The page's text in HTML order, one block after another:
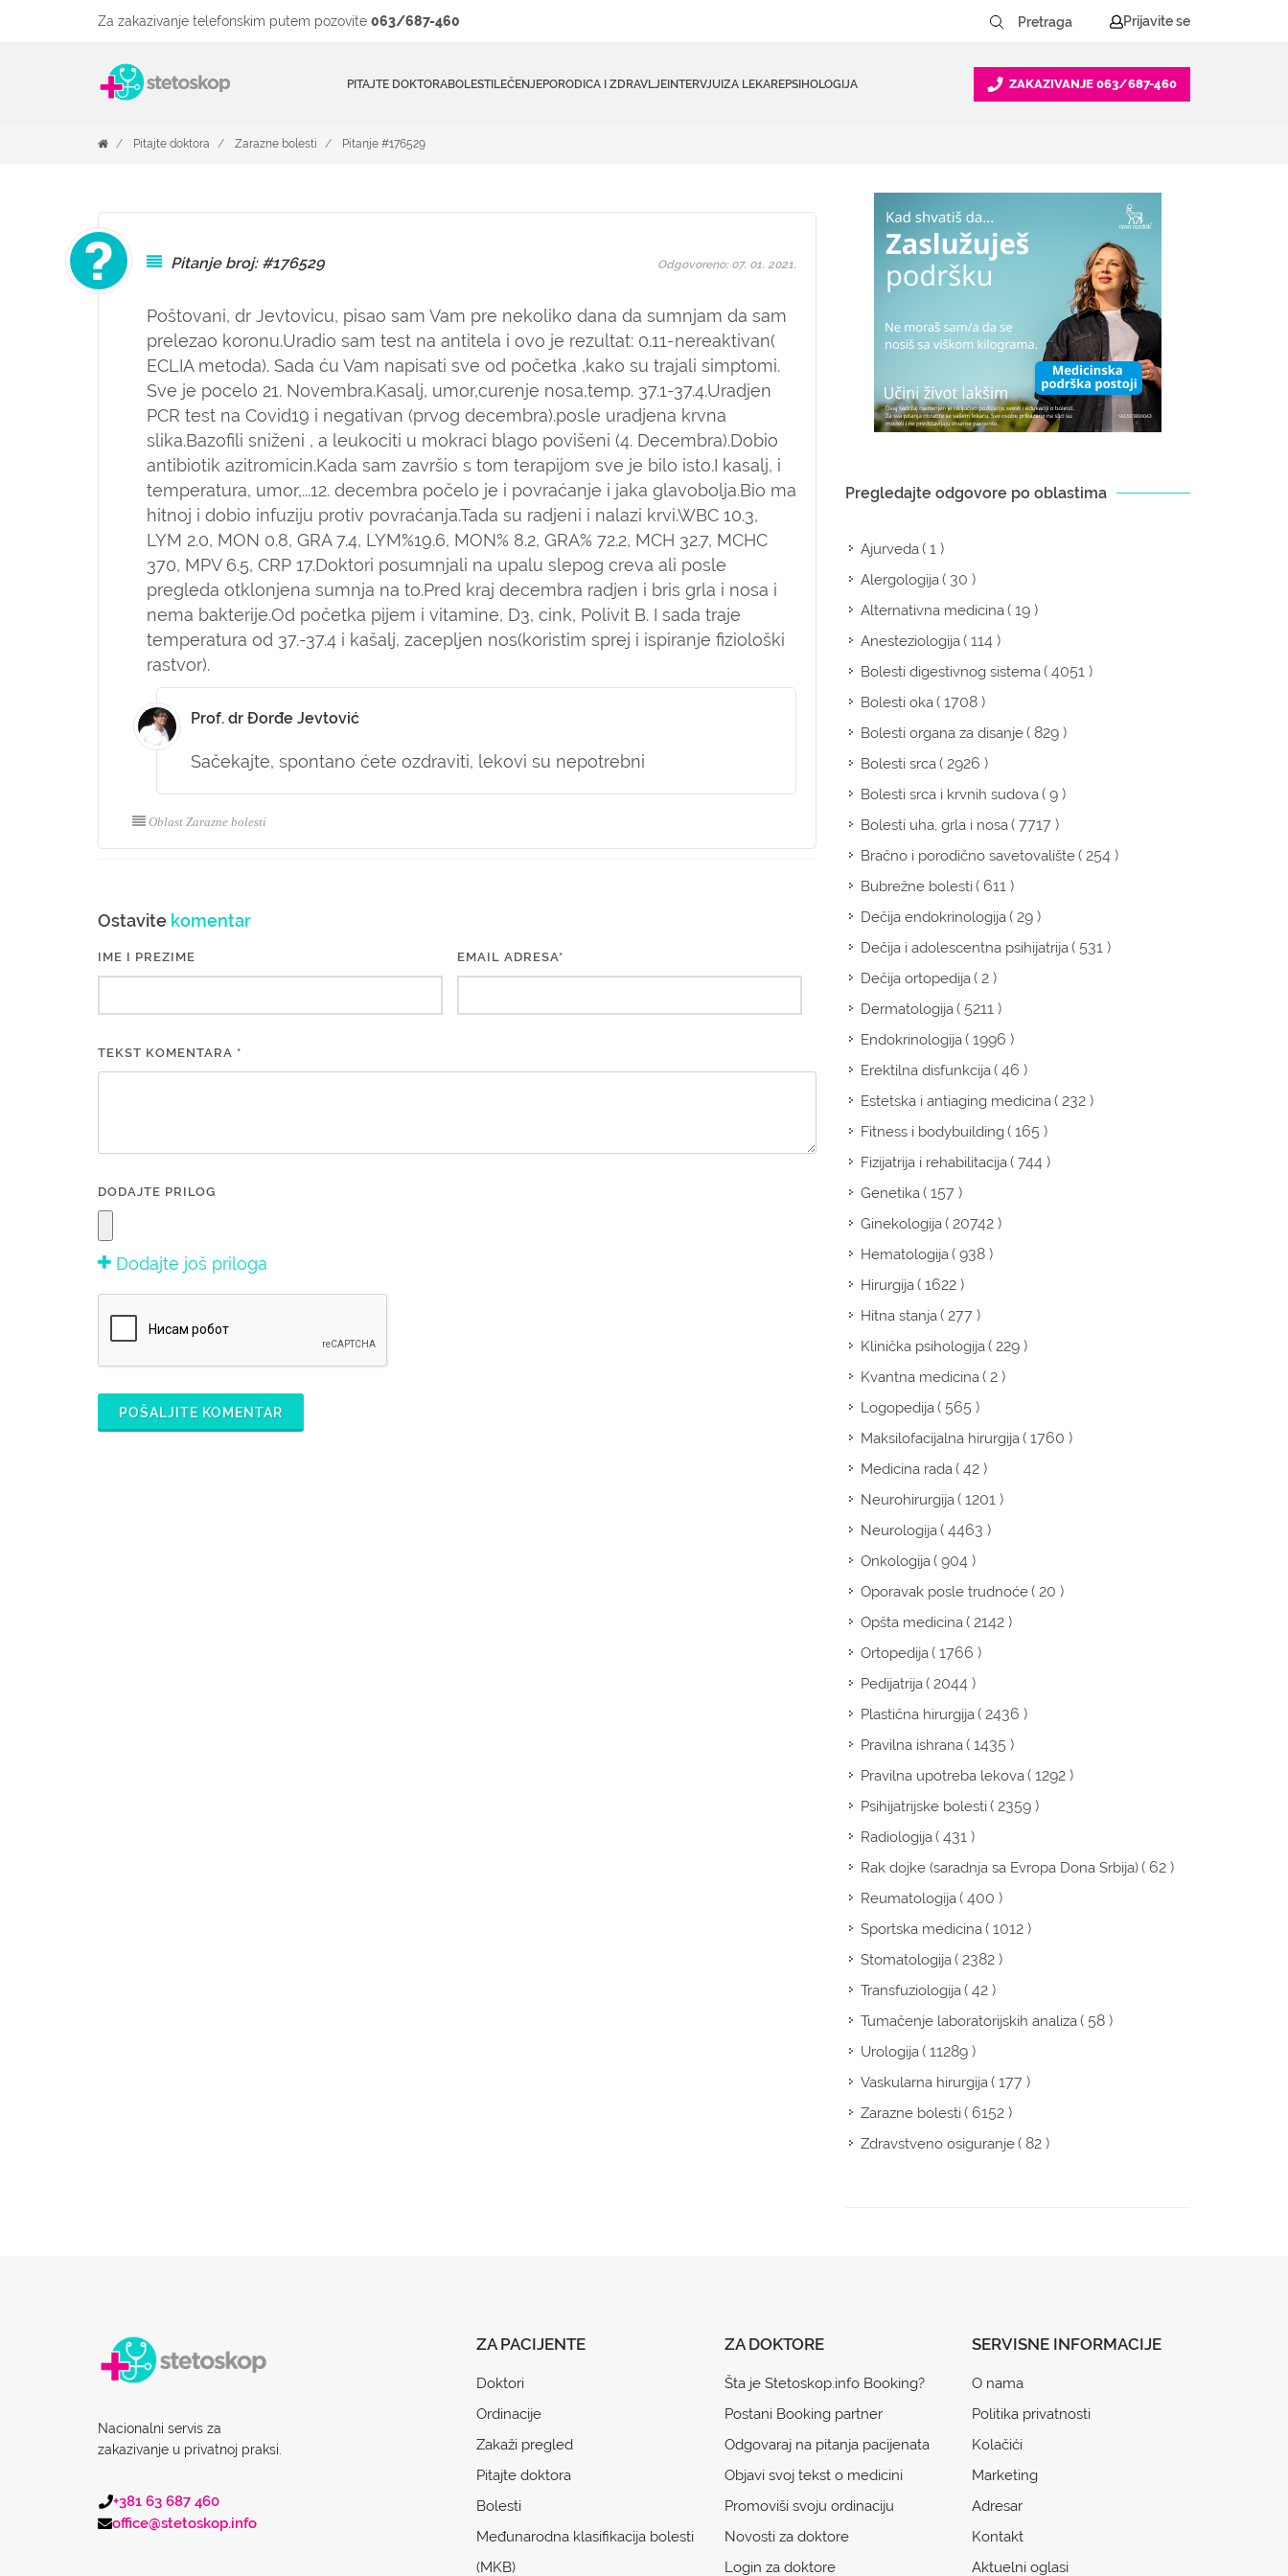
Za zakazivanje telefonskim putem pozovite 063/687-460 Prijavite se
PITAJTE DOKTORABOLESTILEČENJEPORODICA I ZDRAVLJEINTERVJUIZA LEKAREPSIHOLOGIJA ZAKAZIVANJE 063/687-460
Pitajte doktora Zarazne bolesti Pitanje #176529
Pitanje broj: #176529
Poštovani, dr Jevtovicu, pisao sam Vam pre nekoliko dana da sumnjam da sam
prelezao koronu.Uradio sam test na antitela i ovo je rezultat: 0.11-nereaktivan(
ECLIA metoda). Sada ću Vam napisati sve od početka ,kako su trajali simptomi.
Sve je pocelo 21. Novembra.Kasalj, umor,curenje nosa,temp. 37.1-37.4.Uradjen
PCR test na Covid19 i negativan (prvog decembra).posle uradjena krvna
slika.Bazofili sniženi , a leukociti u mokraci blago povišeni (4. Decembra).Dobio
antibiotik azitromicin.Kada sam završio s tom terapijom sve je bilo isto.I kasalj, i
temperatura, umor,...12. decembra počelo je i povraćanje i jaka glavobolja.Bio ma
hitnoj i dobio infuziju protiv povraćanja.Tada su radjeni i nalazi krvi.WBC 10.3,
LYM 2.0, MON 0.8, GRA 7.4, LYM%19.6, MON% 8.2, GRA% 72.2, MCH 32.7, MCHC
370, MPV 6.5, CRP 17.Doktori posumnjali na upalu slepog creva ali posle
pregleda otklonjena sumnja na to.Pred kraj decembra radjen i bris grla i nosa i
nema bakterije.Od početka pijem i vitamine, D3, cink, Polivit B. I sada traje
temperatura od 37.-37.4 i kašalj, zacepljen nos(koristim sprej i ispiranje fiziološki
rastvor).
Odgovoreno: 07. 01. 2021.
Prof. dr Đorđe Jevtović
Sačekajte, spontano ćete ozdraviti, lekovi su nepotrebni
Oblast Zarazne bolesti
Ostavite komentar
IME I PREZIME EMAIL ADRESA*
TEKST KOMENTARA *
DODAJTE PRILOG
Dodajte još priloga
POŠALJITE KOMENTAR
Pregledajte odgovore po oblastima
Ajurveda( 1 )
Alergologija( 30 )
Alternativna medicina( 19 )
Anesteziologija( 114 )
Bolesti digestivnog sistema( 4051 )
Bolesti oka( 1708 )
Bolesti organa za disanje( 829 )
Bolesti srca( 2926 )
Bolesti srca i krvnih sudova( 9 )
Bolesti uha, grla i nosa( 7717 )
Bračno i porodično savetovalište( 254 )
Bubrežne bolesti( 611 )
Dečija endokrinologija( 29 )
Dečija i adolescentna psihijatrija( 531 )
Dečija ortopedija( 2 )
Dermatologija( 5211 )
Endokrinologija( 1996 )
Erektilna disfunkcija( 46 )
Estetska i antiaging medicina( 232 )
Fitness i bodybuilding( 165 )
Fizijatrija i rehabilitacija( 744 )
Genetika( 157 )
Ginekologija( 20742 )
Hematologija( 938 )
Hirurgija( 1622 )
Hitna stanja( 277 )
Klinička psihologija( 229 )
Kvantna medicina( 2 )
Logopedija( 565 )
Maksilofacijalna hirurgija( 1760 )
Medicina rada( 42 )
Neurohirurgija( 1201 )
Neurologija( 4463 )
Onkologija( 904 )
Oporavak posle trudnoće( 20 )
Opšta medicina( 2142 )
Ortopedija( 1766 )
Pedijatrija( 2044 )
Plastična hirurgija( 2436 )
Pravilna ishrana( 1435 )
Pravilna upotreba lekova( 1292 )
Psihijatrijske bolesti( 2359 )
Radiologija( 431 )
Rak dojke (saradnja sa Evropa Dona Srbija)( 62 )
Reumatologija( 400 )
Sportska medicina( 1012 )
Stomatologija( 2382 )
Transfuziologija( 42 )
Tumačenje laboratorijskih analiza( 58 )
Urologija( 11289 )
Vaskularna hirurgija( 177 )
Zarazne bolesti( 6152 )
Zdravstveno osiguranje( 82 )
Nacionalni servis za
zakazivanje u privatnoj praksi.
+381 63 687 460
office@stetoskop.info
ZA PACIJENTE
Doktori
Ordinacije
Zakaži pregled
Pitajte doktora
Bolesti
Međunarodna klasifikacija bolesti
(MKB)
ZA DOKTORE
Šta je Stetoskop.info Booking?
Postani Booking partner
Odgovaraj na pitanja pacijenata
Objavi svoj tekst o medicini
Promoviši svoju ordinaciju
Novosti za doktore
Login za doktore
SERVISNE INFORMACIJE
O nama
Politika privatnosti
Kolačići
Marketing
Adresar
Kontakt
Aktuelni oglasi